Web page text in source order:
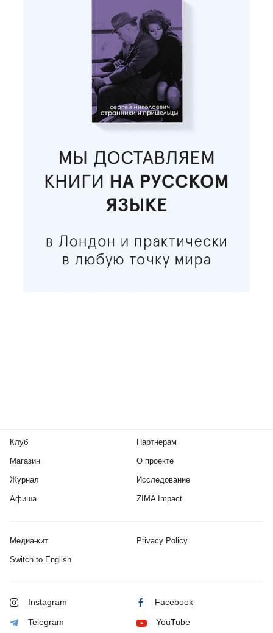
Клуб
Магазин
Журнал
Афиша
Партнерам
О проекте
Исследование
ZIMA Impact
Медиа-кит Privacy Policy
Switch to English
Instagram Facebook
Telegram YouTube